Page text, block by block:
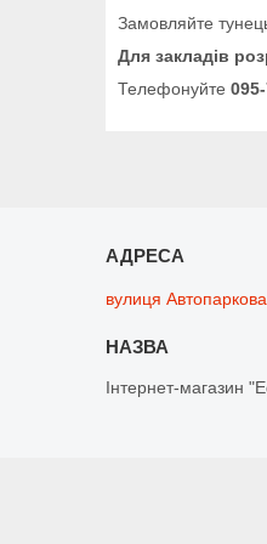
Замовляйте
Для закладів
Телефонуйте
вулиця
Інтернет-магазин